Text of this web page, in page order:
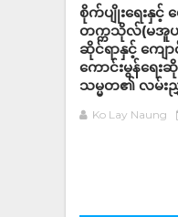
စိုက်ပျိုးရေးနှင့် မွ
တက္ကသိုလ်(မအူပ
ဆိုင်ရာနှင့် ကျေ
ကောင်းမွန်ရေး
သမ္မတ၏ လမ်းညွှန်
Ko Lay Naung